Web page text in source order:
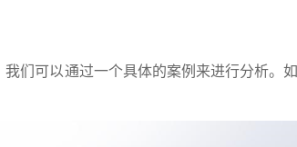
们可以通过一个具体的案例来进行分析。